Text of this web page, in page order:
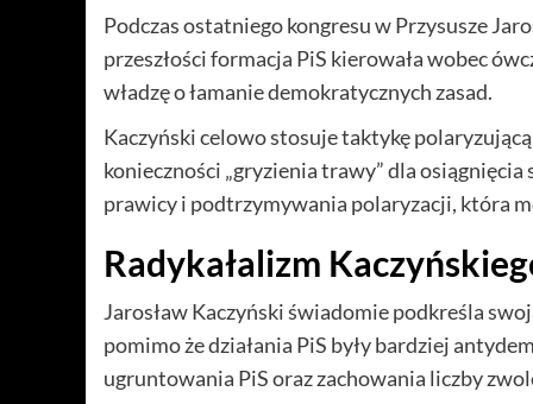
Podczas ostatniego kongresu w Przysusze
przeszłości formacja PiS kierowała wobec
władzę o łamanie demokratycznych zasad.
Kaczyński celowo stosuje taktykę
konieczności „gryzienia trawy” dla
prawicy i podtrzymywania polaryzacji, która
Radykałalizm
Jarosław Kaczyński świadomie podkreśla
pomimo że działania PiS były bardziej
ugruntowania PiS oraz zachowania liczby